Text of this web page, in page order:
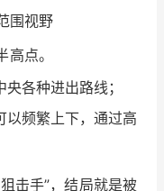
围视野
点。
各种进出路线；
以频繁上下，通过高
击手”，结局就是被